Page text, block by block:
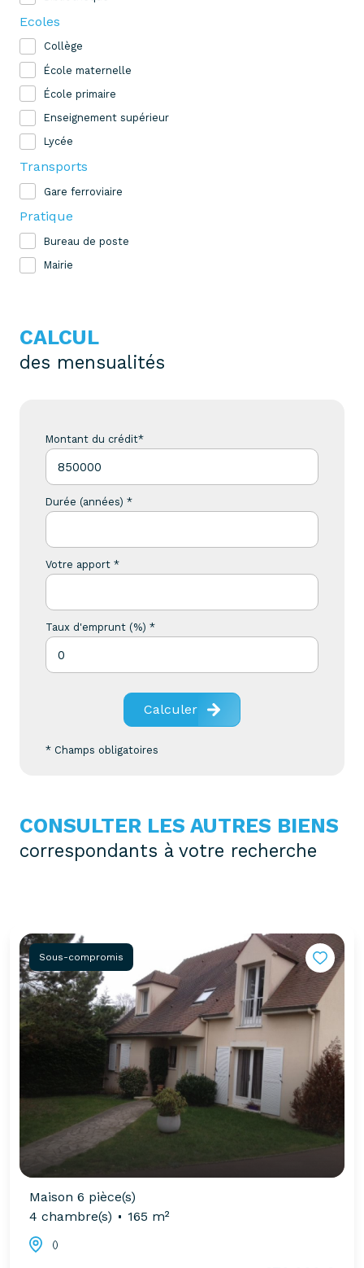
Ecoles
Collège
École maternelle
École primaire
Enseignement supérieur
Lycée
Transports
Gare ferroviaire
Pratique
Bureau de poste
Mairie
CALCUL
des mensualités
Montant du crédit*
Durée (années) *
Votre apport *
Taux d'emprunt (%) *
Calculer
* Champs obligatoires
CONSULTER LES AUTRES BIENS
correspondants à votre recherche
Sous-compromis
Maison 6 pièce(s)
4 chambre(s)
165 m²
()